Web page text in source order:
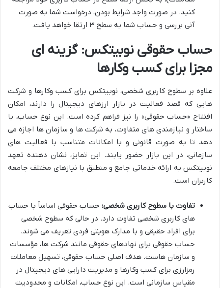
کنید. در صورت واجد شرایط بودن، درخواست شما به صورت
آنی بررسی و حساب شما به سطح ۳ ارتقا خواهد یافت.
حساب حقوقی نوبیتکس: گزینه ای
مجزا برای کسب وکارها
علاوه بر سطوح کاربری شخصی، نوبیتکس برای کسب وکارها و شرکت
هایی که قصد فعالیت در بازار ارزهای دیجیتال را دارند، امکان
افتتاح «حساب حقوقی» را نیز فراهم کرده است. این نوع حساب، با
ساختار و نیازمندی های متفاوت، به شرکت ها و سازمان ها اجازه می
دهد تا به صورت قانونی و با امکانات متناسب با فعالیت های
سازمانی، در این بازار حضور یابند. این تمایز، نشان دهنده تعهد
نوبیتکس به ارائه خدماتی جامع و منطبق با نیازهای مختلف جامعه
کاربران است.
تفاوت با سطوح کاربری شخصی: حساب حقوقی اساساً با حساب
های کاربری شخصی تفاوت دارد. در حالی که سطوح شخصی
برای افراد حقیقی و با مدارک هویتی فردی تعریف می شوند،
حساب حقوقی برای نهادهای حقوقی مانند شرکت ها، مؤسسات
و سازمان هاست. هدف اصلی حساب حقوقی، تسهیل معاملات
رمزارزی برای کسب وکارها و مدیریت دارایی های دیجیتال در
مقیاس سازمانی است. این نوع حساب، امکانات و محدودیت